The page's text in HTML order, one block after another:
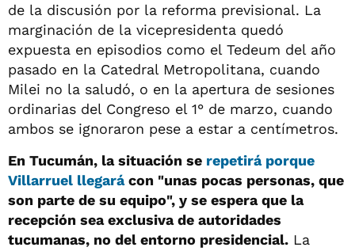
de la discusión por la reforma previsional. La
marginación de la vicepresidenta quedó
expuesta en episodios como el Tedeum del año
pasado en la Catedral Metropolitana, cuando
Milei no la saludó, o en la apertura de sesiones
ordinarias del Congreso el 1° de marzo, cuando
ambos se ignoraron pese a estar a centímetros.
En Tucumán, la situación se repetirá porque
Villarruel llegarácon "unas pocas personas, que
son parte de su equipo", y se espera que la
recepción sea exclusiva de autoridades
tucumanas, no del entorno presidencial. La